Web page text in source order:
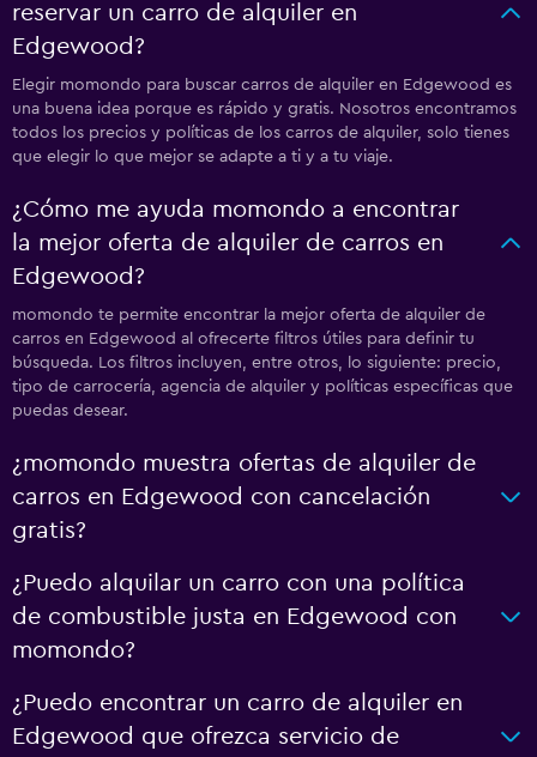
reservar un carro de alquiler en
Edgewood?
Elegir momondo para buscar carros de alquiler en Edgewood es
una buena idea porque es rápido y gratis. Nosotros encontramos
todos los precios y políticas de los carros de alquiler, solo tienes
que elegir lo que mejor se adapte a ti y a tu viaje.
¿Cómo me ayuda momondo a encontrar
la mejor oferta de alquiler de carros en
Edgewood?
momondo te permite encontrar la mejor oferta de alquiler de
carros en Edgewood al ofrecerte filtros útiles para definir tu
búsqueda. Los filtros incluyen, entre otros, lo siguiente: precio,
tipo de carrocería, agencia de alquiler y políticas específicas que
puedas desear.
¿momondo muestra ofertas de alquiler de
carros en Edgewood con cancelación
gratis?
¿Puedo alquilar un carro con una política
de combustible justa en Edgewood con
momondo?
¿Puedo encontrar un carro de alquiler en
Edgewood que ofrezca servicio de